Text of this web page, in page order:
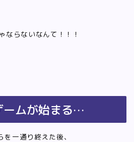
ならないなんて！！！
ームが始まる…
一通り終えた後、